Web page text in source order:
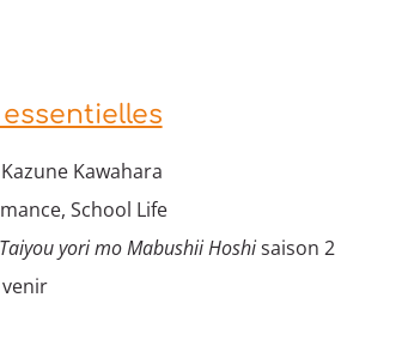
Kawahara
School Life
Taiyou yori mo Mabushii Hoshisaison 2